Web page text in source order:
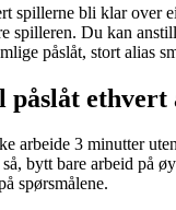
spillerne bli klar over
spilleren. Du kan
påslåt, stort alias
påslåt
arbeide 3 minutter
bytt bare arbeid på
spørsmålene.